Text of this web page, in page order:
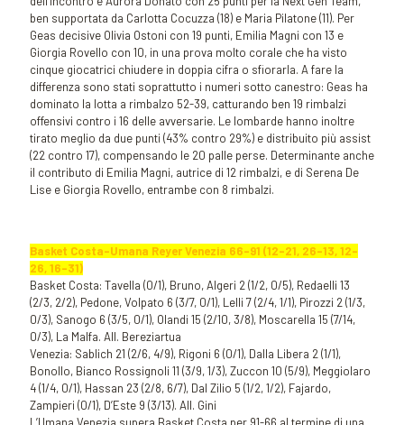
ben supportata da Carlotta Cocuzza (18) e Maria Pilatone (11). Per
Geas decisive Olivia Ostoni con 19 punti, Emilia Magni con 13 e
Giorgia Rovello con 10, in una prova molto corale che ha visto
cinque giocatrici chiudere in doppia cifra o sfiorarla. A fare la
differenza sono stati soprattutto i numeri sotto canestro: Geas ha
dominato la lotta a rimbalzo 52-39, catturando ben 19 rimbalzi
offensivi contro i 16 delle avversarie. Le lombarde hanno inoltre
tirato meglio da due punti (43% contro 29%) e distribuito più assist
(22 contro 17), compensando le 20 palle perse. Determinante anche
il contributo di Emilia Magni, autrice di 12 rimbalzi, e di Serena De
Lise e Giorgia Rovello, entrambe con 8 rimbalzi.
Basket Costa-Umana Reyer Venezia 66-91 (12-21, 26-13, 12-
26, 16-31)
Basket Costa: Tavella (0/1), Bruno, Algeri 2 (1/2, 0/5), Redaelli 13
(2/3, 2/2), Pedone, Volpato 6 (3/7, 0/1), Lelli 7 (2/4, 1/1), Pirozzi 2 (1/3,
0/3), Sanogo 6 (3/5, 0/1), Olandi 15 (2/10, 3/8), Moscarella 15 (7/14,
0/3), La Malfa. All. Bereziartua
Venezia: Sablich 21 (2/6, 4/9), Rigoni 6 (0/1), Dalla Libera 2 (1/1),
Bonollo, Bianco Rossignoli 11 (3/9, 1/3), Zuccon 10 (5/9), Meggiolaro
4 (1/4, 0/1), Hassan 23 (2/8, 6/7), Dal Zilio 5 (1/2, 1/2), Fajardo,
Zampieri (0/1), D’Este 9 (3/13). All. Gini